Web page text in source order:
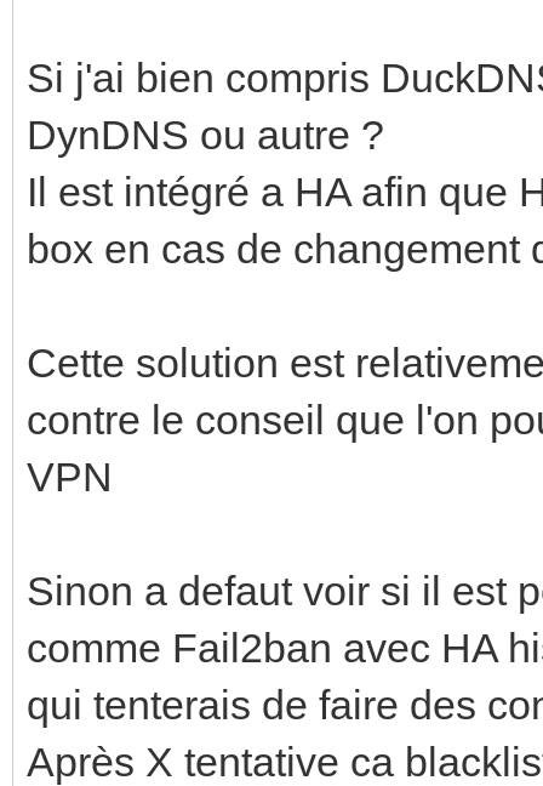
Si j'ai bien compris
DynDNS ou autre ?
Il est intégré a HA afin que
box en cas de changement
Cette solution est
contre le conseil que l'on
VPN
Sinon a defaut voir si il est
comme Fail2ban avec HA
qui tenterais de faire des
Après X tentative ca